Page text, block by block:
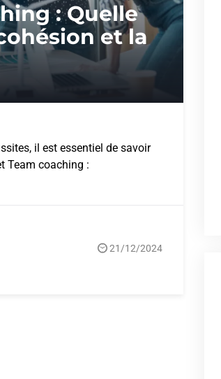
: Quelle
et la
il est essentiel de savoir
Team coaching :
21/12/2024